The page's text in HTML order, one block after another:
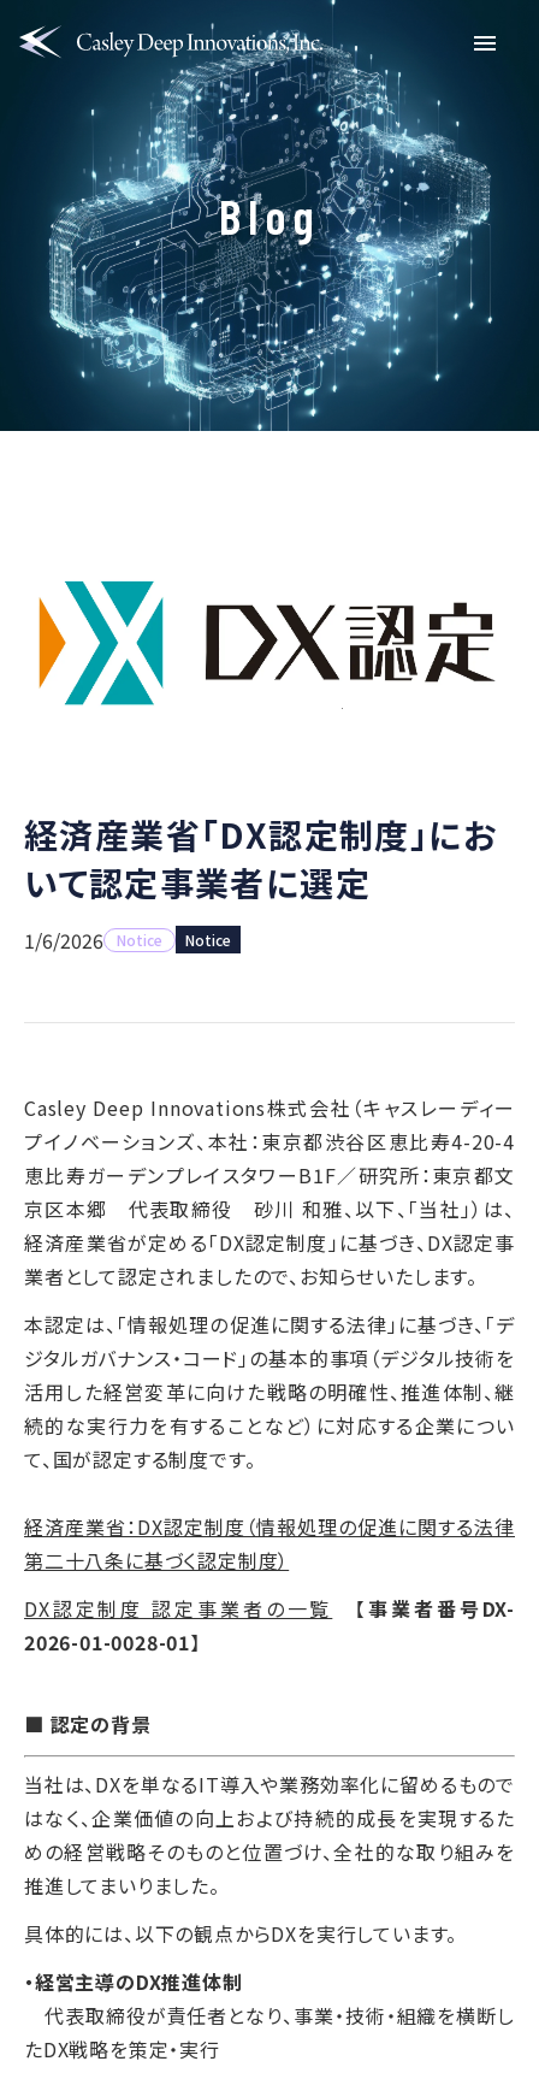
Menu
Blog
経済産業省「DX認定制度」にお
いて認定事業者に選定
1/6/2026 Notice Notice
Casley Deep Innovations株式会社（キャスレーディー
プイノベーションズ、本社：東京都渋谷区恵比寿4-20-4
恵比寿ガーデンプレイスタワーB1F／研究所：東京都文
京区本郷 代表取締役 砂川 和雅、以下、「当社」）は、
経済産業省が定める「DX認定制度」に基づき、DX認定事
業者として認定されましたので、お知らせいたします。
本認定は、「情報処理の促進に関する法律」に基づき、「デ
ジタルガバナンス・コード」の基本的事項（デジタル技術を
活用した経営変革に向けた戦略の明確性、推進体制、継
続的な実行力を有することなど）に対応する企業につい
て、国が認定する制度です。
経済産業省：DX認定制度（情報処理の促進に関する法律
第二十八条に基づく認定制度）
DX認定制度 認定事業者の一覧
【事業者番号DX-
2026-01-0028-01】
■ 認定の背景
当社は、DXを単なるIT導入や業務効率化に留めるもので
はなく、企業価値の向上および持続的成長を実現するた
めの経営戦略そのものと位置づけ、全社的な取り組みを
推進してまいりました。
具体的には、以下の観点からDXを実行しています。
・経営主導のDX推進体制
代表取締役が責任者となり、事業・技術・組織を横断し
たDX戦略を策定・実行